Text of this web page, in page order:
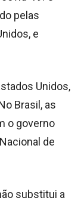
pelas
e
Unidos,
Brasil, as
o governo
de
substitui a